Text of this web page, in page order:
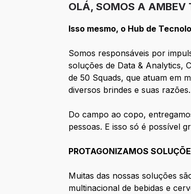
OLÁ, SOMOS A AMBEV
Isso mesmo, o Hub de
Somos responsáveis por
soluções de Data & Analytics,
de 50 Squads, que atuam em
diversos brindes e suas razões.
Do campo ao copo,
pessoas. E isso só é possível
PROTAGONIZAMOS
Muitas das nossas soluções
multinacional de bebidas e